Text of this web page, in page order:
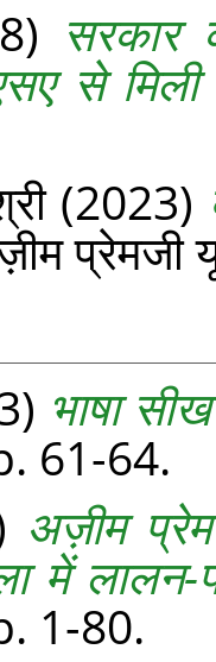
सरकार
से
(2023)
प्रेमजी
भाषा
61-64.
अज़ीम
में
1-80.